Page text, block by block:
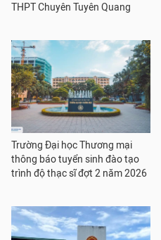
THPT Chuyên Tuyên Quang
Trường Đại học Thương mại
thông báo tuyển sinh đào tạo
trình độ thạc sĩ đợt 2 năm 2026